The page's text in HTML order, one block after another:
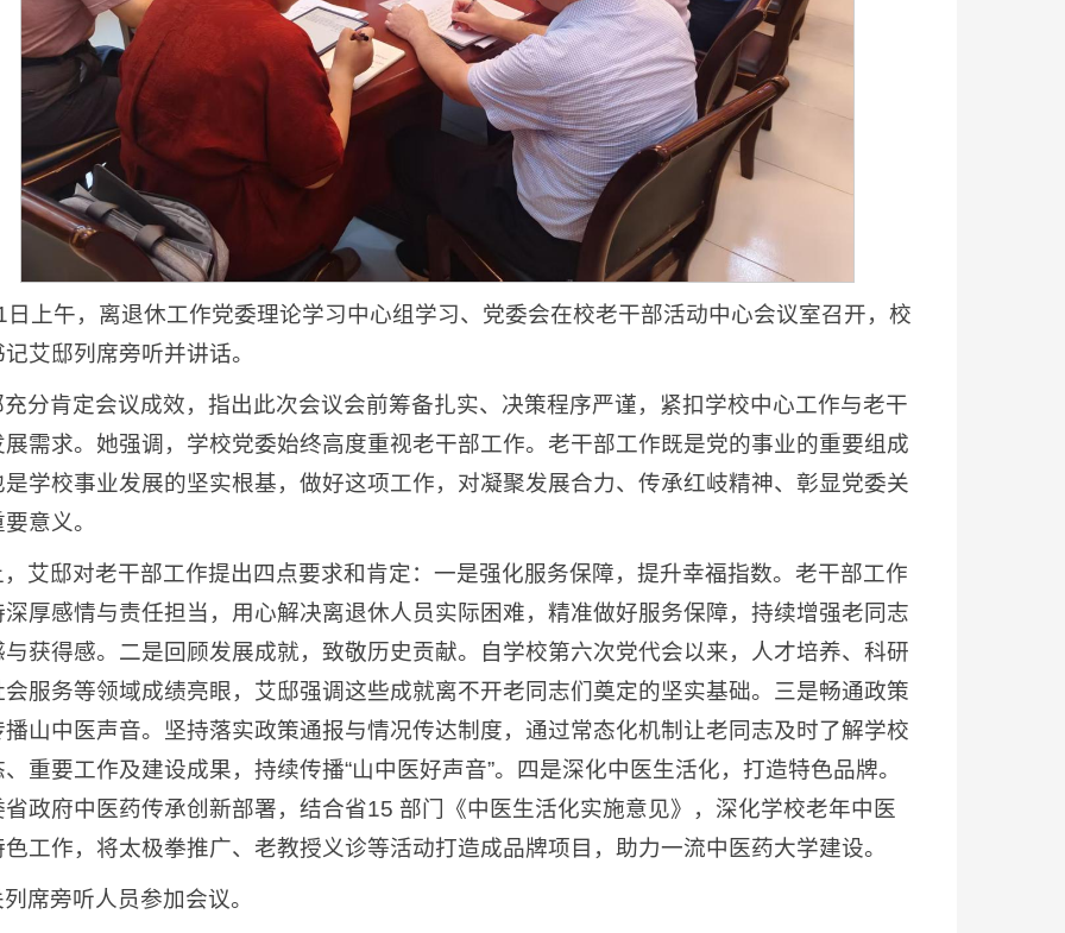
日上午，离退休工作党委理论学习中心组学习、党委会在校老干部活动中心会议室召开，校
艾邸列席旁听并讲话。
充分肯定会议成效，指出此次会议会前筹备扎实、决策程序严谨，紧扣学校中心工作与老干
展需求。她强调，学校党委始终高度重视老干部工作。老干部工作既是党的事业的重要组成
是学校事业发展的坚实根基，做好这项工作，对凝聚发展合力、传承红岐精神、彰显党委关
意义。
，艾邸对老干部工作提出四点要求和肯定：一是强化服务保障，提升幸福指数。老干部工作
厚感情与责任担当，用心解决离退休人员实际困难，精准做好服务保障，持续增强老同志
与获得感。二是回顾发展成就，致敬历史贡献。自学校第六次党代会以来，人才培养、科研
服务等领域成绩亮眼，艾邸强调这些成就离不开老同志们奠定的坚实基础。三是畅通政策
山中医声音。坚持落实政策通报与情况传达制度，通过常态化机制让老同志及时了解学校
重要工作及建设成果，持续传播“山中医好声音”。四是深化中医生活化，打造特色品牌。
省政府中医药传承创新部署，结合省15 部门《中医生活化实施意见》，深化学校老年中医
工作，将太极拳推广、老教授义诊等活动打造成品牌项目，助力一流中医药大学建设。
席旁听人员参加会议。